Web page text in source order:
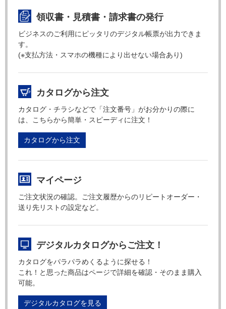
領収書・見積書・請求書の発行
ビジネスのご利用にピッタリのデジタル帳票が出力できま
す。
(※支払方法・スマホの機種により出せない場合あり)
カタログから注文
カタログ・チラシなどで「注文番号」がお分かりの際に
は、こちらから簡単・スピーディに注文！
カタログから注文
マイページ
ご注文状況の確認。ご注文履歴からのリピートオーダー・
送り先リストの設定など。
デジタルカタログからご注文！
カタログをパラパラめくるように探せる！
これ！と思った商品はページで詳細を確認・そのまま購入
可能。
デジタルカタログを見る